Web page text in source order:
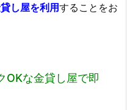
し屋を利用することをお
OKな金貸し屋で即